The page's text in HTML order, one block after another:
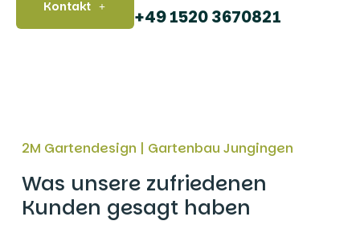
Kontakt +49 1520 3670821
2M Gartendesign | Gartenbau Jungingen
Was unsere zufriedenen
Kunden gesagt haben